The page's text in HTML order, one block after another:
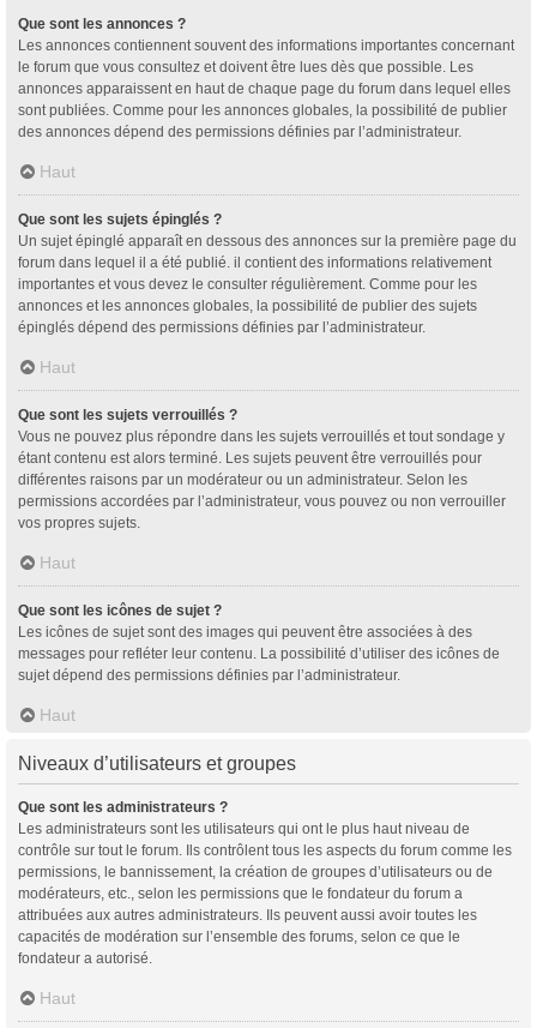
Que sont les annonces ?
Les annonces contiennent souvent des informations importantes concernant
le forum que vous consultez et doivent être lues dès que possible. Les
annonces apparaissent en haut de chaque page du forum dans lequel elles
sont publiées. Comme pour les annonces globales, la possibilité de publier
des annonces dépend des permissions définies par l’administrateur.
Haut
Que sont les sujets épinglés ?
Un sujet épinglé apparaît en dessous des annonces sur la première page du
forum dans lequel il a été publié. il contient des informations relativement
importantes et vous devez le consulter régulièrement. Comme pour les
annonces et les annonces globales, la possibilité de publier des sujets
épinglés dépend des permissions définies par l’administrateur.
Haut
Que sont les sujets verrouillés ?
Vous ne pouvez plus répondre dans les sujets verrouillés et tout sondage y
étant contenu est alors terminé. Les sujets peuvent être verrouillés pour
différentes raisons par un modérateur ou un administrateur. Selon les
permissions accordées par l’administrateur, vous pouvez ou non verrouiller
vos propres sujets.
Haut
Que sont les icônes de sujet ?
Les icônes de sujet sont des images qui peuvent être associées à des
messages pour refléter leur contenu. La possibilité d’utiliser des icônes de
sujet dépend des permissions définies par l’administrateur.
Haut
Niveaux d’utilisateurs et groupes
Que sont les administrateurs ?
Les administrateurs sont les utilisateurs qui ont le plus haut niveau de
contrôle sur tout le forum. Ils contrôlent tous les aspects du forum comme les
permissions, le bannissement, la création de groupes d’utilisateurs ou de
modérateurs, etc., selon les permissions que le fondateur du forum a
attribuées aux autres administrateurs. Ils peuvent aussi avoir toutes les
capacités de modération sur l’ensemble des forums, selon ce que le
fondateur a autorisé.
Haut